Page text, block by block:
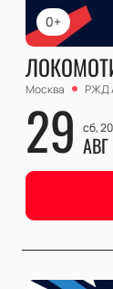
0+
Москва РЖД
29 сб,
АВГ